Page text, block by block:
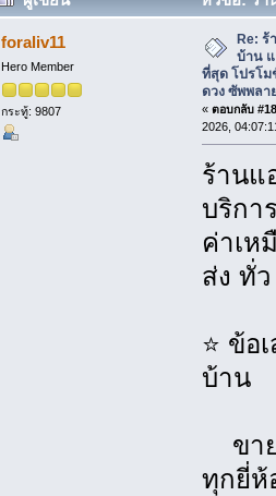
โปรโมชั่นแอร์บ้าน พรหมดวง ซัพพลาย.
foraliv11
Hero Member
กระทู้: 9807
Re: ร้
บ้าน
ที่สุด โปรโ
ดวง ซัพพลา
« ตอบกลับ
2026,
ร้านแ
บริกา
ค่าเห
ส่ง ทั่
⭐ ข้อ
บ้าน
ขาย
ทุกยี่ห้